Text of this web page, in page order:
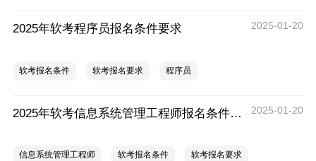
2025年软考程序员报名条件要求 2025-01-20
软考报名条件 软考报名要求 程序员
2025年软考信息系统管理工程师报名条件要求 2025-01-20
信息系统管理工程师 软考报名条件 软考报名要求